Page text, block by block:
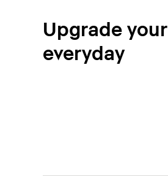
Upgrade your
everyday